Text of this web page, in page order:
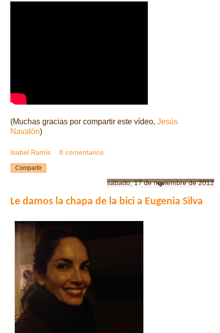
(Muchas gracias por compartir este vídeo, Jesús
Navalón)
Isabel Ramis 8 comentarios:
Compartir
sábado, 17 de noviembre de 2012
Le damos la chapa de la bici a Eugenia Silva